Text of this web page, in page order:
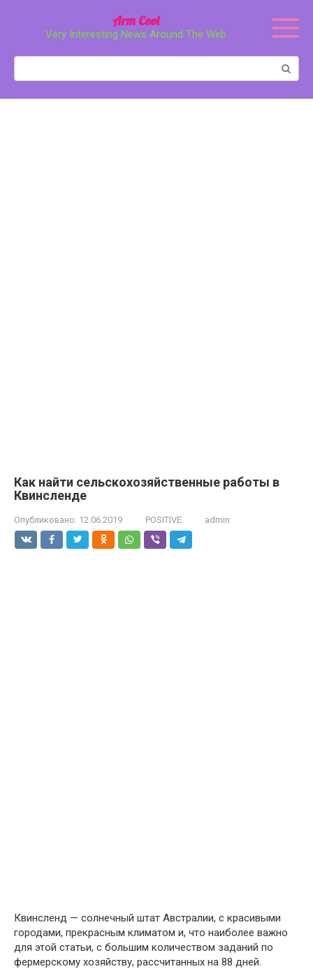
Arm Cool
Very Interesting News Around The Web
Как найти сельскохозяйственные работы в
Квинсленде
Опубликовано: 12.06.2019 POSITIVE admin
Квинсленд — солнечный штат Австралии, с красивыми
городами, прекрасным климатом и, что наиболее важно
для этой статьи, с большим количеством заданий по
фермерскому хозяйству, рассчитанных на 88 дней.